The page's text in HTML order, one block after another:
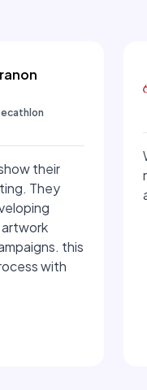
their
They
artwork
this
with